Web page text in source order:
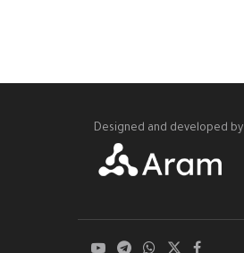
Designed and developed by